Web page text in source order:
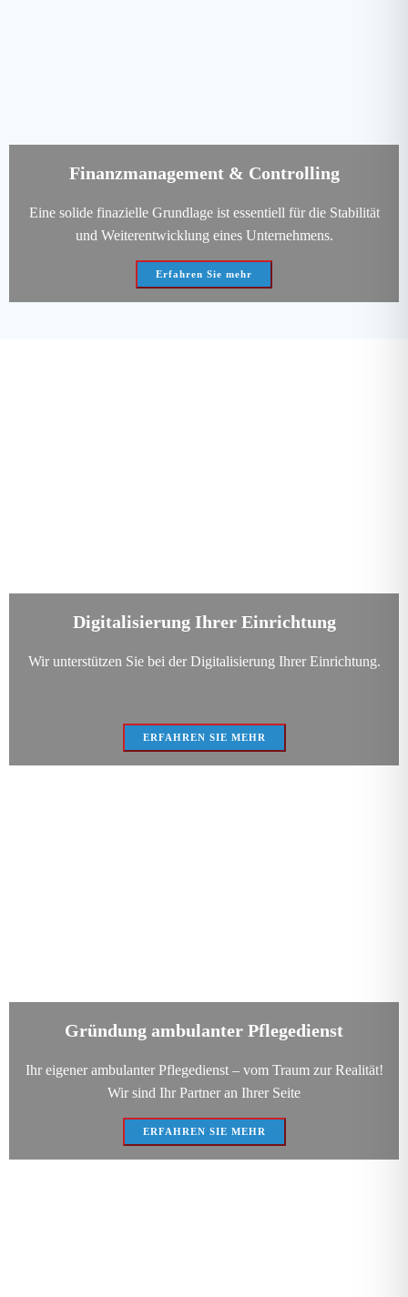
Finanzmanagement & Controlling
Eine solide finazielle Grundlage ist essentiell für die Stabilität
und Weiterentwicklung eines Unternehmens.
Erfahren Sie mehr
Digitalisierung Ihrer Einrichtung
Wir unterstützen Sie bei der Digitalisierung Ihrer Einrichtung.
ERFAHREN SIE MEHR
Gründung ambulanter Pflegedienst
Ihr eigener ambulanter Pflegedienst – vom Traum zur Realität!
Wir sind Ihr Partner an Ihrer Seite
ERFAHREN SIE MEHR